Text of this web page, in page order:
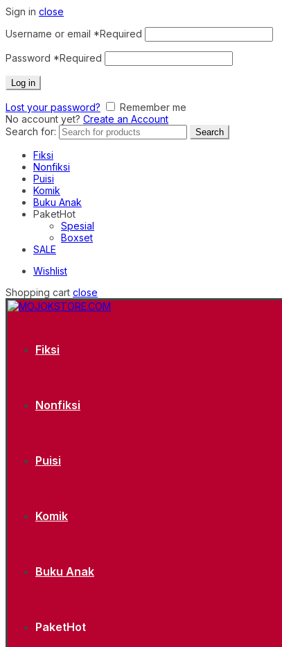
Sign in close
Username or email *Required
Password *Required
Log in
Lost your password?
Remember me
No account yet? Create an Account
Search for:
Search
Fiksi
Nonfiksi
Puisi
Komik
Buku Anak
PaketHot
Spesial
Boxset
SALE
Wishlist
Shopping cart close
Fiksi
Nonfiksi
Puisi
Komik
Buku Anak
PaketHot